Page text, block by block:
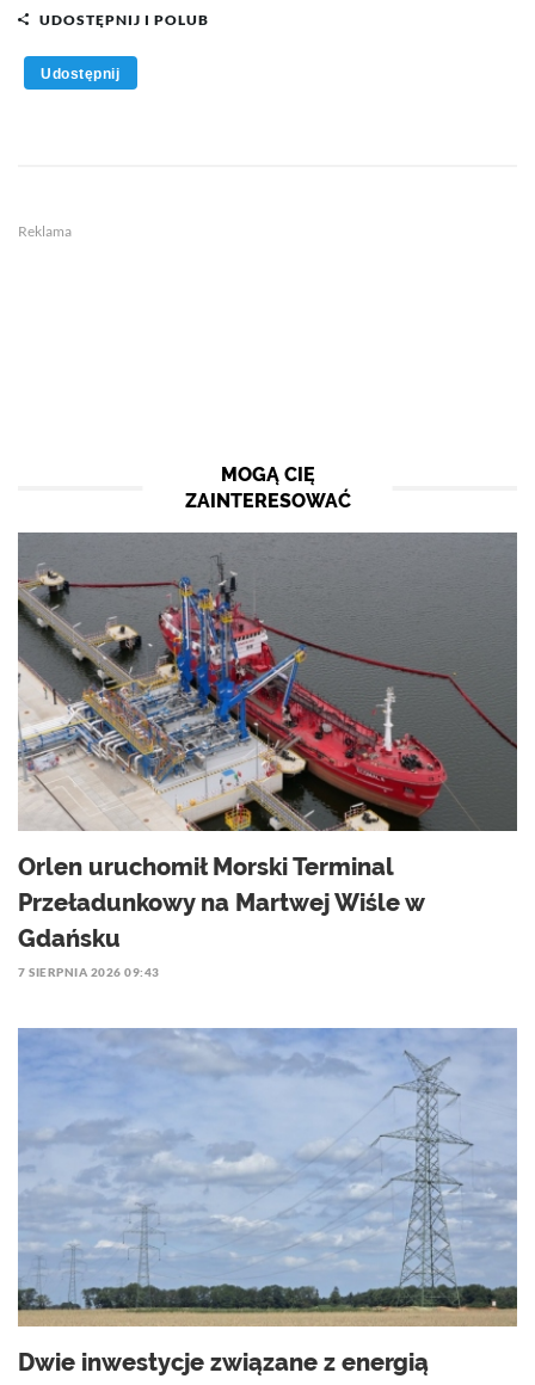
UDOSTĘPNIJ I POLUB
Udostępnij
Reklama
MOGĄ CIĘ
ZAINTERESOWAĆ
Orlen uruchomił Morski Terminal
Przeładunkowy na Martwej Wiśle w
Gdańsku
7 SIERPNIA 2026 09:43
Dwie inwestycje związane z energią